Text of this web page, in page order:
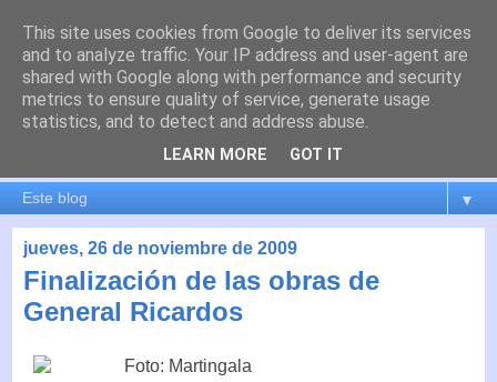
es por madrid
El blog de Madrid y su actualidad, proyectos, transporte,
movilidad, arquitectura, participación, medio ambiente,
educación, empleo, ...
▼
jueves, 26 de noviembre de 2009
Finalización de las obras de
General Ricardos
This site uses cookies from Google to deliver its services
and to analyze traffic. Your IP address and user-agent are
shared with Google along with performance and security
metrics to ensure quality of service, generate usage
statistics, and to detect and address abuse.
LEARN MORE GOT IT